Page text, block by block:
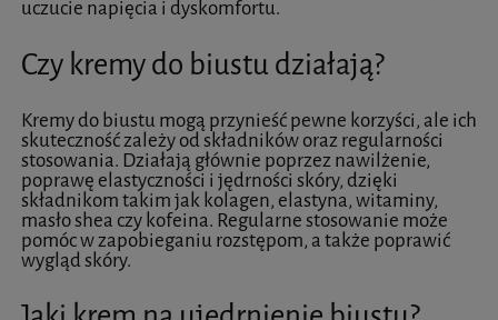
uczucie napięcia i dyskomfortu.
Czy kremy do biustu działają?
Kremy do biustu mogą przynieść pewne korzyści, ale ich
skuteczność zależy od składników oraz regularności
stosowania. Działają głównie poprzez nawilżenie,
poprawę elastyczności i jędrności skóry, dzięki
składnikom takim jak kolagen, elastyna, witaminy,
masło shea czy kofeina. Regularne stosowanie może
pomóc w zapobieganiu rozstępom, a także poprawić
wygląd skóry.